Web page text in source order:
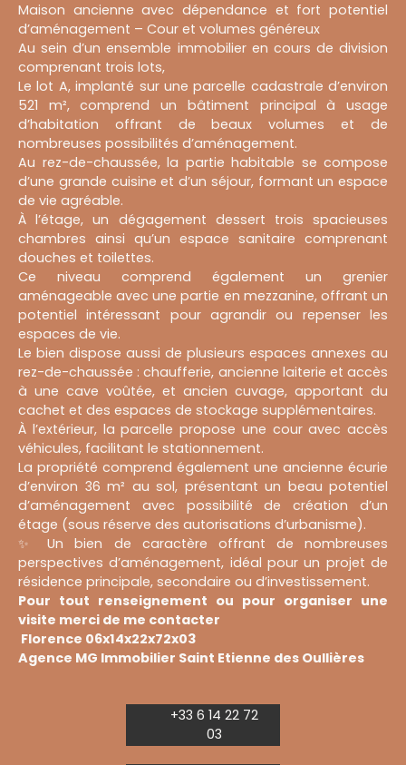
Maison ancienne avec dépendance et fort potentiel
d’aménagement – Cour et volumes généreux
Au sein d’un ensemble immobilier en cours de division
comprenant trois lots,
Le lot A, implanté sur une parcelle cadastrale d’environ
521 m², comprend un bâtiment principal à usage
d’habitation offrant de beaux volumes et de
nombreuses possibilités d’aménagement.
Au rez-de-chaussée, la partie habitable se compose
d’une grande cuisine et d’un séjour, formant un espace
de vie agréable.
À l’étage, un dégagement dessert trois spacieuses
chambres ainsi qu’un espace sanitaire comprenant
douches et toilettes.
Ce niveau comprend également un grenier
aménageable avec une partie en mezzanine, offrant un
potentiel intéressant pour agrandir ou repenser les
espaces de vie.
Le bien dispose aussi de plusieurs espaces annexes au
rez-de-chaussée : chaufferie, ancienne laiterie et accès
à une cave voûtée, et ancien cuvage, apportant du
cachet et des espaces de stockage supplémentaires.
À l’extérieur, la parcelle propose une cour avec accès
véhicules, facilitant le stationnement.
La propriété comprend également une ancienne écurie
d’environ 36 m² au sol, présentant un beau potentiel
d’aménagement avec possibilité de création d’un
étage (sous réserve des autorisations d’urbanisme).
✨ Un bien de caractère offrant de nombreuses
perspectives d’aménagement, idéal pour un projet de
résidence principale, secondaire ou d’investissement.
Pour tout renseignement ou pour organiser une
visite merci de me contacter
Florence 06x14x22x72x03
Agence MG Immobilier Saint Etienne des Oullières
+33 6 14 22 72
03